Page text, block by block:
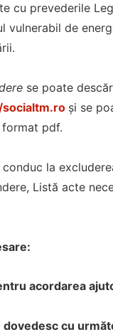
cu prevederile
de
se poate
și se
pdf.
la
Listă acte
acordarea
cu